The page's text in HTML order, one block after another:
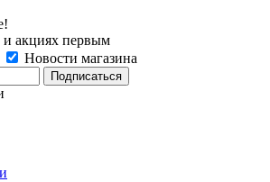
и акциях первым
Новости магазина